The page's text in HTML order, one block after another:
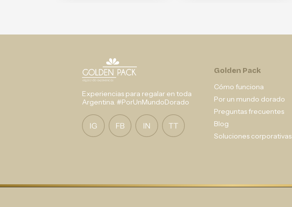
Experiencias para regalar en toda
Argentina. #PorUnMundoDorado
Golden Pack
Cómo funciona
Por un mundo dorado
Preguntas frecuentes
Blog
Soluciones corporativas